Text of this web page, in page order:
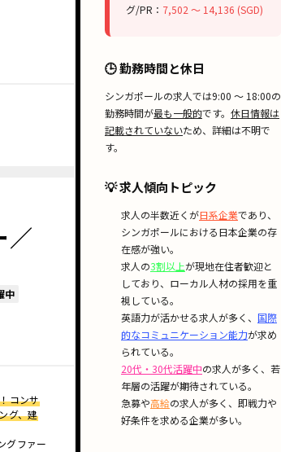
グ/PR： 7,502 〜 14,136 (SGD)
🕒 勤務時間と休日
シンガポールの求人では9:00 〜 18:00の
勤務時間が最も一般的です。 休日情報は
記載されていないため、詳細は不明で
す。
💡 求人傾向トピック
求人の半数近くが日系企業であり、
シンガポールにおける日本企業の存
在感が強い。
求人の3割以上が現地在住者歓迎と
しており、 ローカル人材の採用を重
視している。
英語力が活かせる求人が多く、 国際
的なコミュニケーション能力が求め
られている。
20代・30代活躍中の求人が多く、 若
年層の活躍が期待されている。
急募や高給の求人が多く、 即戦力や
好条件を求める企業が多い。
／
中
コンサ
グ、建
グファー